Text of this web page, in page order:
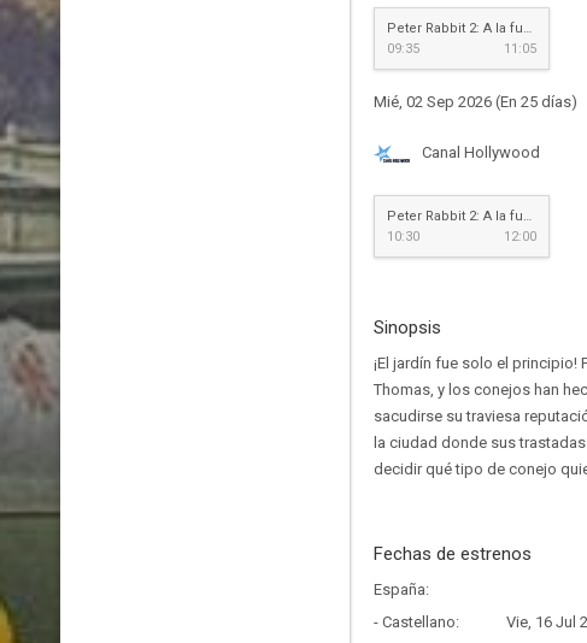
Peter Rabbit 2: A la fuga
09:35
11:05
Mié, 02 Sep 2026 (En 25 días)
Canal Hollywood
Peter Rabbit 2: A la fuga
10:30
12:00
Sinopsis
¡El jardín fue solo el principio!
Thomas, y los conejos han
sacudirse su traviesa
la ciudad donde sus
decidir qué tipo de conejo
Fechas de estrenos
España:
- Castellano:
Vie, 16 Jul